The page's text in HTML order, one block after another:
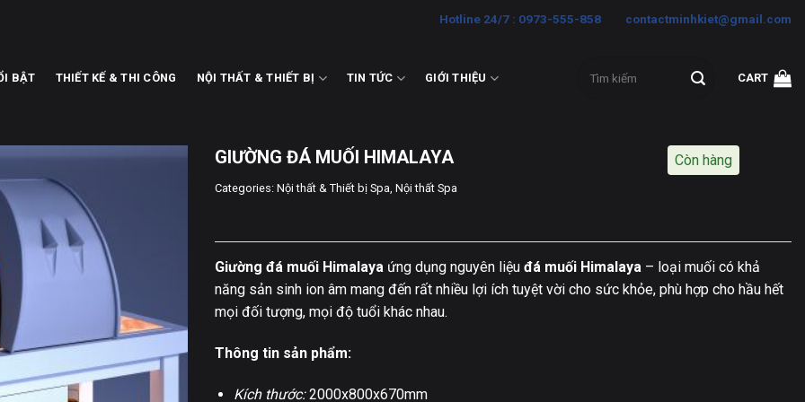
Hotline 24/7 : 0973-555-858 contactminhkiet@gmail.com
BẬT THIẾT KẾ & THI CÔNG NỘI THẤT & THIẾT BỊ TIN TỨC GIỚI THIỆU
for:
CART
GIƯỜNG ĐÁ MUỐI HIMALAYA Còn hàng
Categories: Nội thất & Thiết bị Spa, Nội thất Spa
Giường đá muối Himalaya ứng dụng nguyên liệu đá muối Himalaya – loại muối có khả
năng sản sinh ion âm mang đến rất nhiều lợi ích tuyệt vời cho sức khỏe, phù hợp cho hầu hết
mọi đối tượng, mọi độ tuổi khác nhau.
Thông tin sản phẩm:
Kích thước:2000x800x670mm